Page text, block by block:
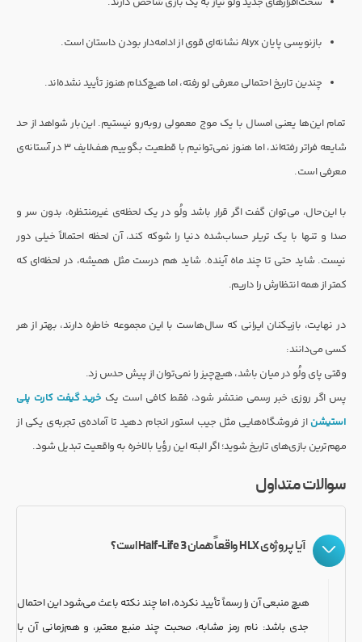
بازنویسی پایان Alyx نشانه‌ای قوی از ادامه‌دار بودن داستان است.
چندین تاریخ احتمالی معرفی لو رفته، اما هیچ‌کدام هنوز تأیید نشده‌اند.
تمام این‌ها یعنی امسال با یک موج معمولی روبه‌رو نیستیم. این‌بار شواهد از حد
شایعه فراتر رفته‌اند، اما هنوز نمی‌توانیم با قطعیت بگوییم هف‌لایف 3 در آستانه‌ی
معرفی است.
با این‌حال، می‌توان گفت اگر قرار باشد ولُو در یک لحظه‌ی غیرمنتظره، بدون سر و
صدا و تنها با یک تریلر حساب‌شده دنیا را شوکه کند، آن لحظه احتمالاً خیلی دور
نیست. شاید حتی تا چند ماه آینده. شاید هم درست مثل همیشه، در لحظه‌ای که
کمتر از همه انتظارش را داریم.
در نهایت، بازیکنان ایرانی که سال‌هاست با این مجموعه خاطره دارند، بهتر از هر
کسی می‌دانند:
وقتی پای ولُو در میان باشد، هیچ‌چیز را نمی‌توان از پیش حدس زد.
پس اگر روزی خبر رسمی منتشر شود، فقط کافی است یک خرید گیفت کارت پلی
استیشناز فروشگاه‌هایی مثل جیب‌ استور انجام دهید تا آماده‌ی تجربه‌ی یکی از
مهم‌ترین بازی‌های تاریخ شوید؛ اگر البته این رؤیا بالاخره به واقعیت تبدیل شود.
سوالات متداول
آیا پروژه‌ی HLX واقعاً همان Half-Life 3 است؟
هیچ منبعی آن را رسماً تأیید نکرده، اما چند نکته باعث می‌شود این احتمال
جدی باشد: نام رمز مشابه، صحبت چند منبع معتبر، و هم‌زمانی آن با